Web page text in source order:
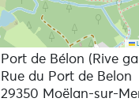
Port de Bélon (Rive
Rue du Port de Belon
29350 Moëlan-sur-